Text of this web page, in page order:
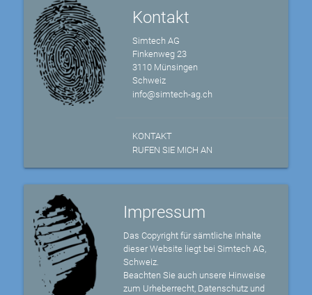
Kontakt
Simtech AG
Finkenweg 23
3110 Münsingen
Schweiz
info@simtech-ag.ch
KONTAKT
RUFEN SIE MICH AN
Impressum
Das Copyright für sämtliche Inhalte
dieser Website liegt bei Simtech AG,
Schweiz.
Beachten Sie auch unsere Hinweise
zum Urheberrecht, Datenschutz und